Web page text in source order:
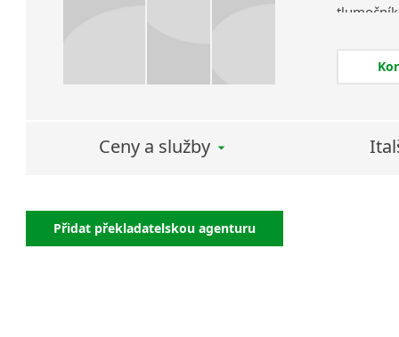
Naší
Ceny a služby
Přidat překladatelskou agenturu